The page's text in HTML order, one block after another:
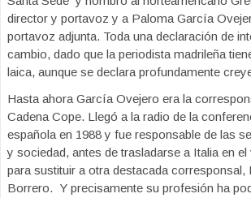
director y portavoz y a Paloma García
portavoz adjunta. Toda una declaración de
cambio, dado que la periodista madrileña
laica, aunque se declara profundamente
Hasta ahora García Ovejero era la
Cadena Cope. Llegó a la radio de la
española en 1988 y fue responsable de las
y sociedad, antes de trasladarse a Italia en el
para sustituir a otra destacada corresponsal,
Borrero. Y precisamente su profesión ha